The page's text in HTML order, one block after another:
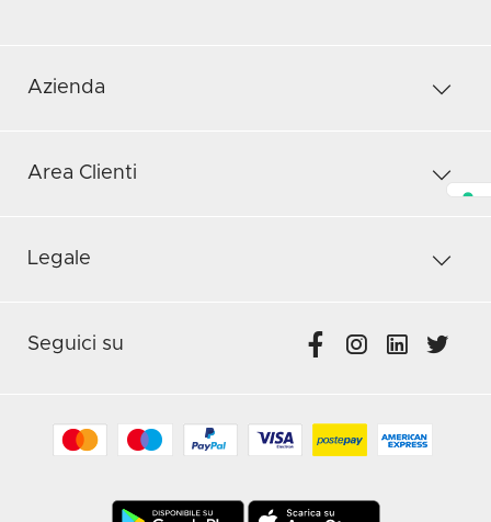
Azienda
Area Clienti
Legale
Seguici su